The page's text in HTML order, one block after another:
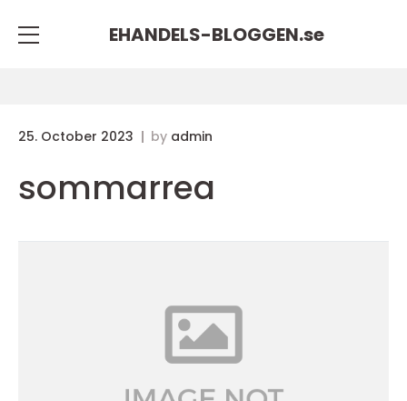
EHANDELS-BLOGGEN.se
25. October 2023 by admin
sommarrea